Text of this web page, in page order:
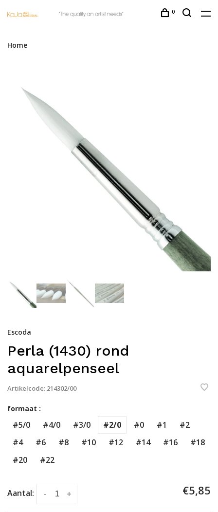
0
Home
Escoda
Perla (1430) rond
aquarelpenseel
Artikelcode: 214302/00
formaat :
#5/0 #4/0 #3/0 #2/0 #0 #1
#2
#4
#6 #8 #10 #12 #14 #16
#18
#20
#22
Aantal: +
- €5,85